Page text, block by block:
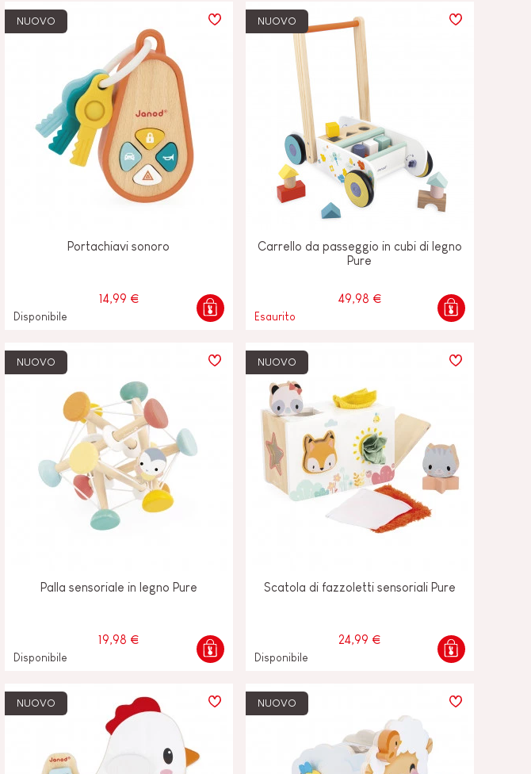
NUOVO
Portachiavi sonoro
14,99 €
Disponibile
NUOVO
Carrello da passeggio in cubi di legno
Pure
49,98 €
Esaurito
NUOVO
Palla sensoriale in legno Pure
19,98 €
Disponibile
NUOVO
Scatola di fazzoletti sensoriali Pure
24,99 €
Disponibile
NUOVO NUOVO